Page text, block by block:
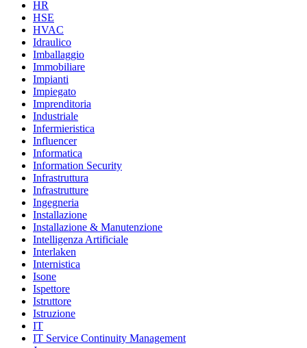
HR
HSE
HVAC
Idraulico
Imballaggio
Immobiliare
Impianti
Impiegato
Imprenditoria
Industriale
Infermieristica
Influencer
Informatica
Information Security
Infrastruttura
Infrastrutture
Ingegneria
Installazione
Installazione & Manutenzione
Intelligenza Artificiale
Interlaken
Internistica
Isone
Ispettore
Istruttore
Istruzione
IT
IT Service Continuity Management